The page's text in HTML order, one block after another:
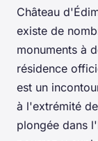
Château
existe de
monuments à
résidence
est un
à l'extrémité
plongée dans